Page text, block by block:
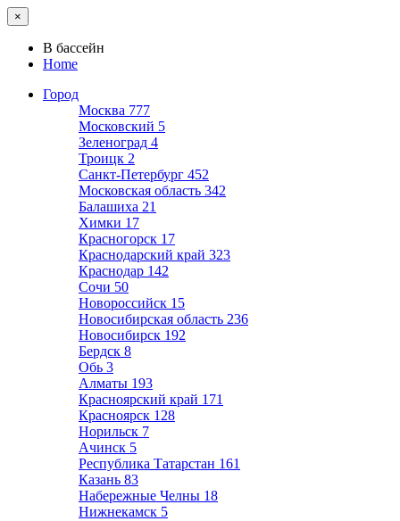
×
В бассейн
Home
Город
Москва 777
Московский 5
Зеленоград 4
Троицк 2
Санкт-Петербург 452
Московская область 342
Балашиха 21
Химки 17
Красногорск 17
Краснодарский край 323
Краснодар 142
Сочи 50
Новороссийск 15
Новосибирская область 236
Новосибирск 192
Бердск 8
Обь 3
Алматы 193
Красноярский край 171
Красноярск 128
Норильск 7
Ачинск 5
Республика Татарстан 161
Казань 83
Набережные Челны 18
Нижнекамск 5